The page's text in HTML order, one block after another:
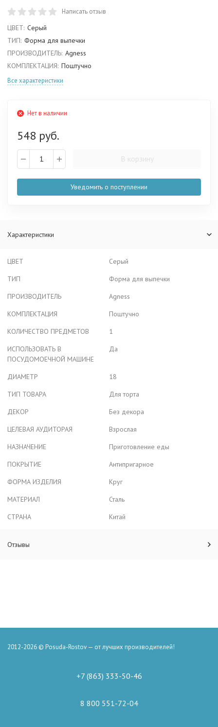
Написать отзыв
ЦВЕТ: Серый
ТИП: Форма для выпечки
ПРОИЗВОДИТЕЛЬ: Agness
КОМПЛЕКТАЦИЯ: Поштучно
Все характеристики
Нет в наличии
548 руб.
В корзину
Уведомить о поступлении
Характеристики
ЦВЕТ
Серый
ТИП
Форма для выпечки
ПРОИЗВОДИТЕЛЬ
Agness
КОМПЛЕКТАЦИЯ
Поштучно
КОЛИЧЕСТВО ПРЕДМЕТОВ
1
ИСПОЛЬЗОВАТЬ В
ПОСУДОМОЕЧНОЙ МАШИНЕ
Да
ДИАМЕТР
18
ТИП ТОВАРА
Для торта
ДЕКОР
Без декора
ЦЕЛЕВАЯ АУДИТОРАЯ
Взрослая
НАЗНАЧЕНИЕ
Приготовление еды
ПОКРЫТИЕ
Антипригарное
ФОРМА ИЗДЕЛИЯ
Круг
МАТЕРИАЛ
Сталь
СТРАНА
Китай
Отзывы
2012-2026 © Posuda-Rostov — от лучших производителей!
+7 (863) 333-50-46
8 800 551-72-04